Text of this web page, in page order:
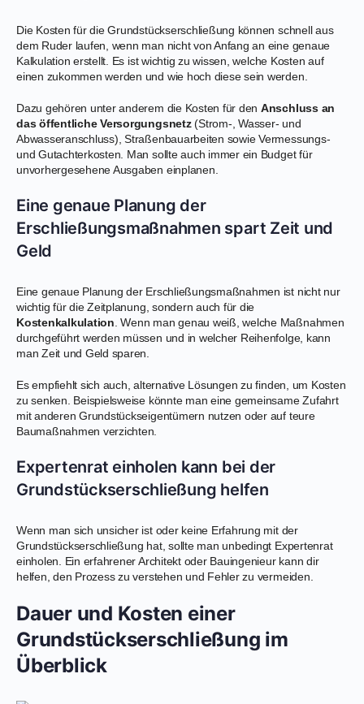
Die Kosten für die Grundstückserschließung können schnell aus
dem Ruder laufen, wenn man nicht von Anfang an eine genaue
Kalkulation erstellt. Es ist wichtig zu wissen, welche Kosten auf
einen zukommen werden und wie hoch diese sein werden.
Dazu gehören unter anderem die Kosten für den Anschluss an
das öffentliche Versorgungsnetz(Strom-, Wasser- und
Abwasseranschluss), Straßenbauarbeiten sowie Vermessungs-
und Gutachterkosten. Man sollte auch immer ein Budget für
unvorhergesehene Ausgaben einplanen.
Eine genaue Planung der
Erschließungsmaßnahmen spart Zeit und
Geld
Eine genaue Planung der Erschließungsmaßnahmen ist nicht nur
wichtig für die Zeitplanung, sondern auch für die
Kostenkalkulation . Wenn man genau weiß, welche Maßnahmen
durchgeführt werden müssen und in welcher Reihenfolge, kann
man Zeit und Geld sparen.
Es empfiehlt sich auch, alternative Lösungen zu finden, um Kosten
zu senken. Beispielsweise könnte man eine gemeinsame Zufahrt
mit anderen Grundstückseigentümern nutzen oder auf teure
Baumaßnahmen verzichten.
Expertenrat einholen kann bei der
Grundstückserschließung helfen
Wenn man sich unsicher ist oder keine Erfahrung mit der
Grundstückserschließung hat, sollte man unbedingt Expertenrat
einholen. Ein erfahrener Architekt oder Bauingenieur kann dir
helfen, den Prozess zu verstehen und Fehler zu vermeiden.
Dauer und Kosten einer
Grundstückserschließung im
Überblick